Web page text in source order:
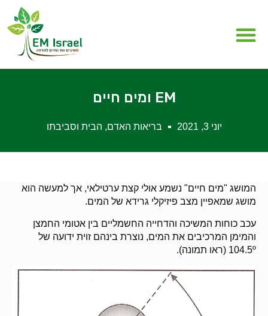
EM ומים חיים
יוני 3, 2021 בריאות האדם, הבית וסביבתו
המושג "מים חיים" נשמע אולי קצת ערטילאי, אך למעשה הוא
מושג שמאפיין מצב פיזיקלי גרידא של המים.
עכב כוחות המשיכה והדחייה החשמליים בין אטומי החמצן
והמימן המרכיבים את המים, נוצרת בינהם זוית ידועה של
104.5º (ראו תמונה).